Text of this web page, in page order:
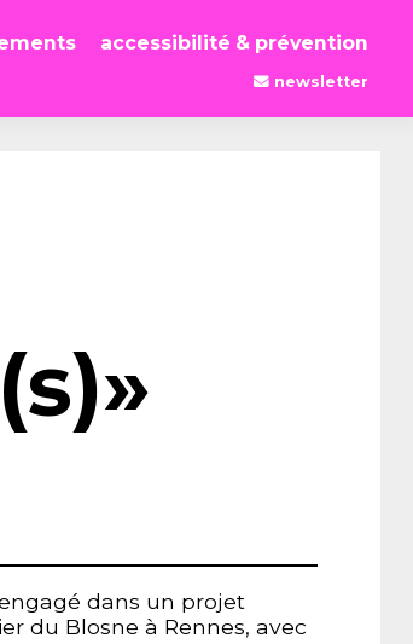
accessibilité & prévention
newsletter
dans un projet
du Blosne à Rennes, avec